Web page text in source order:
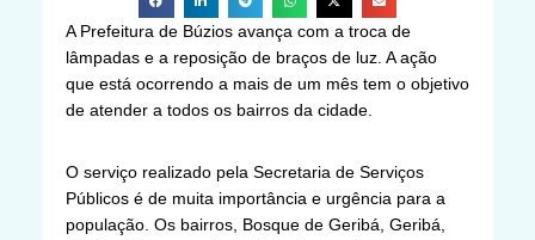
A Prefeitura de Búzios avança com a troca de
lâmpadas e a reposição de braços de luz. A ação
que está ocorrendo a mais de um mês tem o objetivo
de atender a todos os bairros da cidade.
O serviço realizado pela Secretaria de Serviços
Públicos é de muita importância e urgência para a
população. Os bairros, Bosque de Geribá, Geribá,